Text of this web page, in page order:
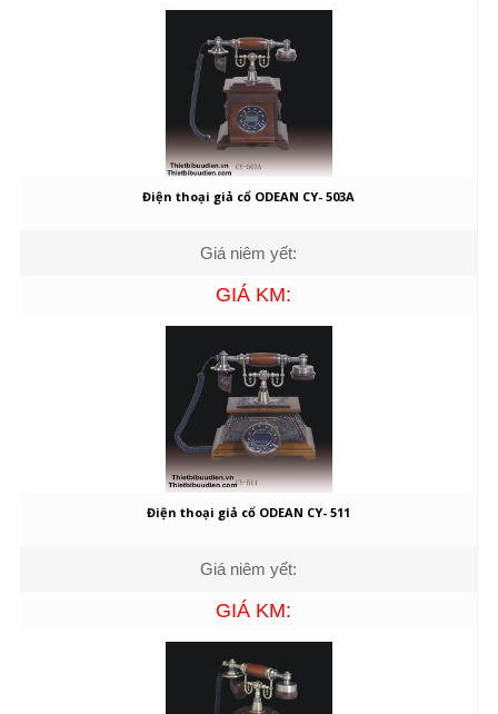
Điện thoại giả cổ ODEAN CY- 503A
Giá niêm yết:
GIÁ KM:
Điện thoại giả cổ ODEAN CY- 511
Giá niêm yết:
GIÁ KM: